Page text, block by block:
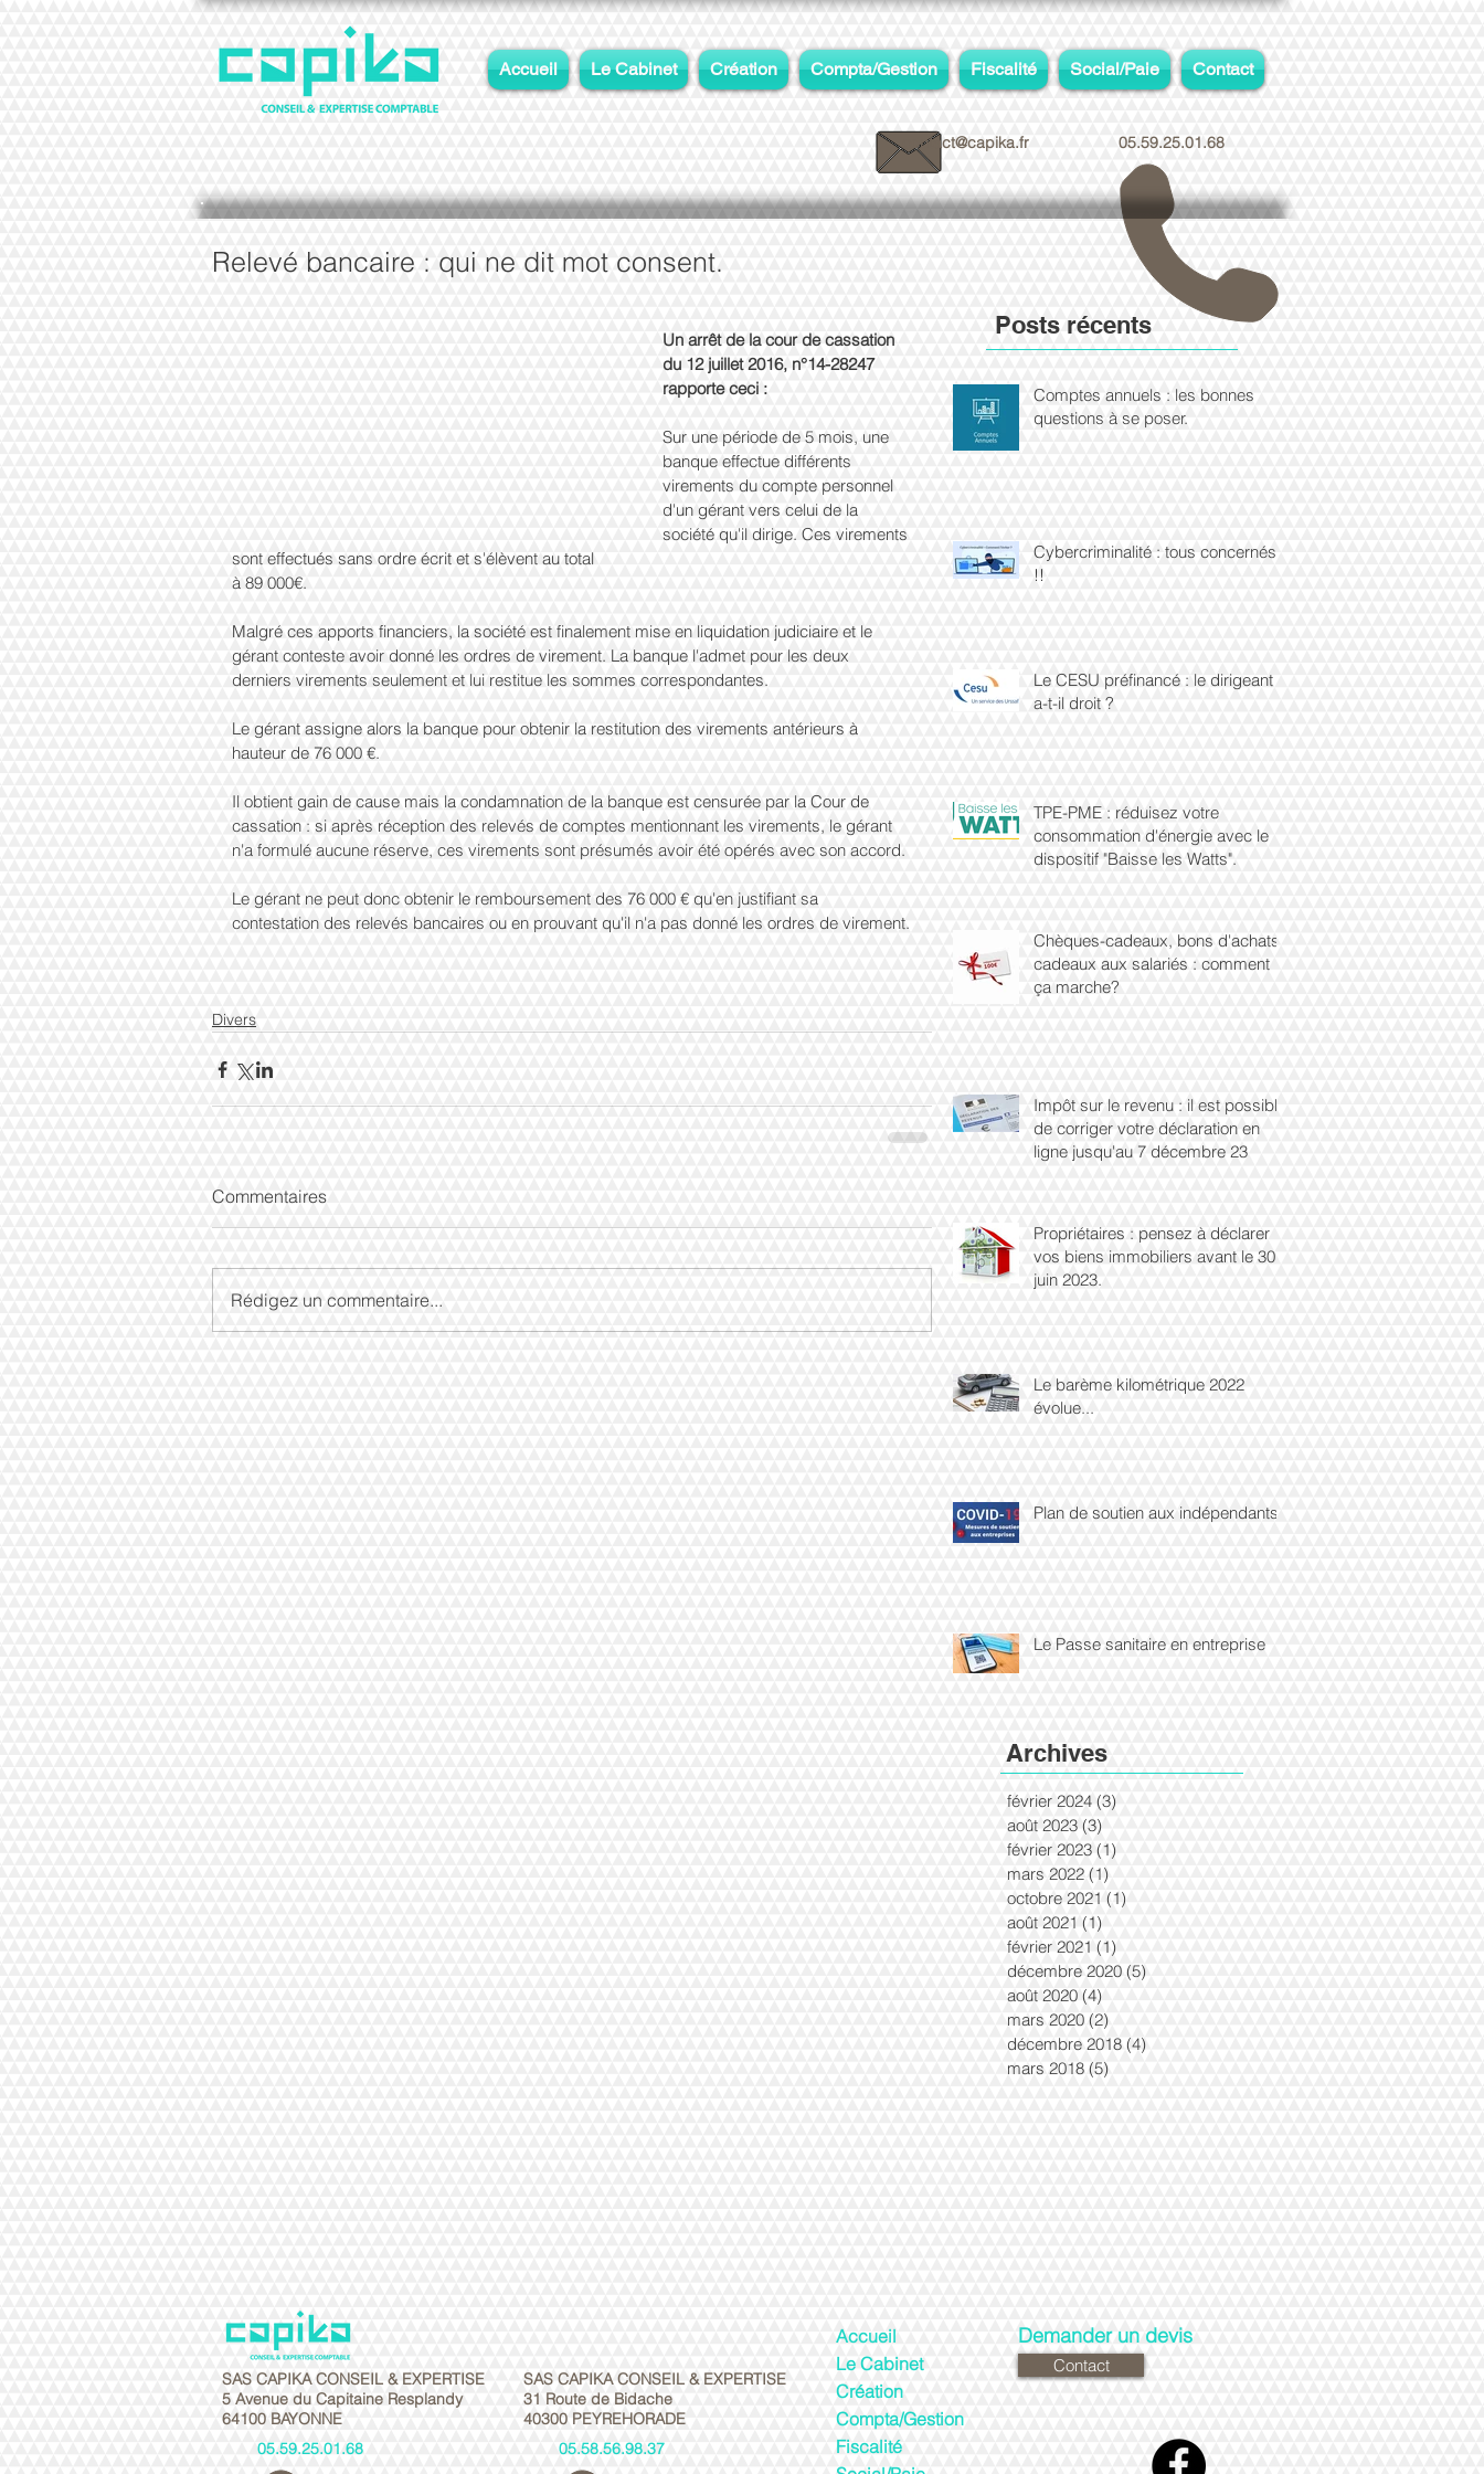
Accueil Le Cabinet Création Compta/Gestion Fiscalité Social/Paie Contact
contact@capika.fr 05.59.25.01.68
Relevé bancaire : qui ne dit mot consent.
Un arrêt de la cour de cassation
du 12 juillet 2016, n°14-28247
rapporte ceci :
Sur une période de 5 mois, une
banque effectue différents
virements du compte personnel
d'un gérant vers celui de la
société qu'il dirige. Ces virements
sont effectués sans ordre écrit et s'élèvent au total
à 89 000€.
Malgré ces apports financiers, la société est finalement mise en liquidation judiciaire et le
gérant conteste avoir donné les ordres de virement. La banque l'admet pour les deux
derniers virements seulement et lui restitue les sommes correspondantes.
Le gérant assigne alors la banque pour obtenir la restitution des virements antérieurs à
hauteur de 76 000 €.
Il obtient gain de cause mais la condamnation de la banque est censurée par la Cour de
cassation : si après réception des relevés de comptes mentionnant les virements, le gérant
n'a formulé aucune réserve, ces virements sont présumés avoir été opérés avec son accord.
Le gérant ne peut donc obtenir le remboursement des 76 000 € qu'en justifiant sa
contestation des relevés bancaires ou en prouvant qu'il n'a pas donné les ordres de virement.
Divers
Commentaires
Rédigez un commentaire...
Posts récents
Comptes annuels : les bonnes
questions à se poser.
Cybercriminalité : tous concernés
!!
Le CESU préfinancé : le dirigeant
a-t-il droit ?
TPE-PME : réduisez votre
consommation d'énergie avec le
dispositif "Baisse les Watts".
Chèques-cadeaux, bons d'achats,
cadeaux aux salariés : comment
ça marche?
Impôt sur le revenu : il est possible
de corriger votre déclaration en
ligne jusqu'au 7 décembre 23
Propriétaires : pensez à déclarer
vos biens immobiliers avant le 30
juin 2023.
Le barème kilométrique 2022
évolue...
Plan de soutien aux indépendants
Le Passe sanitaire en entreprise
Archives
février 2024 (3)
août 2023 (3)
février 2023 (1)
mars 2022 (1)
octobre 2021 (1)
août 2021 (1)
février 2021 (1)
décembre 2020 (5)
août 2020 (4)
mars 2020 (2)
décembre 2018 (4)
mars 2018 (5)
SAS CAPIKA CONSEIL & EXPERTISE
5 Avenue du Capitaine Resplandy
64100 BAYONNE
05.59.25.01.68
SAS CAPIKA CONSEIL & EXPERTISE
31 Route de Bidache
40300 PEYREHORADE
05.58.56.98.37
Accueil
Le Cabinet
Création
Compta/Gestion
Fiscalité
Demander un devis
Contact